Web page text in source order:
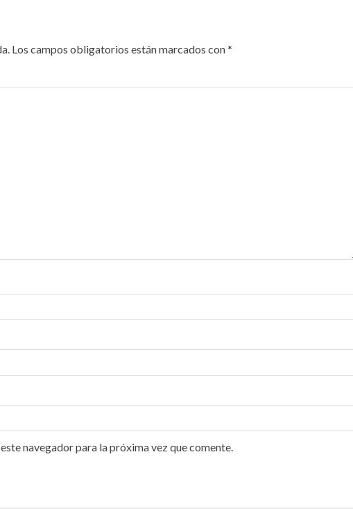
Los campos obligatorios están marcados con*
navegador para la próxima vez que comente.